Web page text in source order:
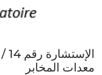
معدات المخابر